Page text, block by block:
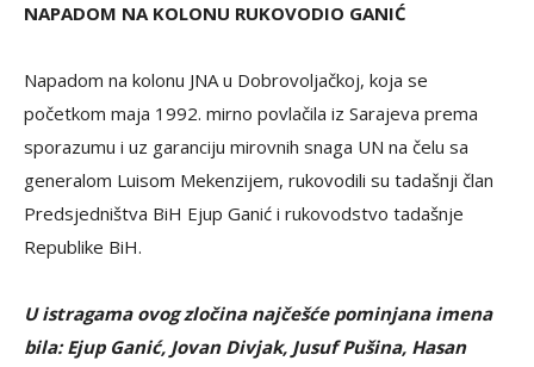
NAPADOM NA KOLONU RUKOVODIO GANIĆ
Napadom na kolonu JNA u Dobrovoljačkoj, koja se
početkom maja 1992. mirno povlačila iz Sarajeva prema
sporazumu i uz garanciju mirovnih snaga UN na čelu sa
generalom Luisom Mekenzijem, rukovodili su tadašnji član
Predsjedništva BiH Ejup Ganić i rukovodstvo tadašnje
Republike BiH.
U istragama ovog zločina najčešće pominjana imena
bila: Ejup Ganić, Jovan Divjak, Jusuf Pušina, Hasan